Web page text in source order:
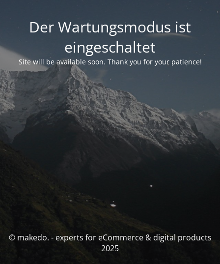
Der Wartungsmodus ist
eingeschaltet
Site will be available soon. Thank you for your patience!
© makedo. - experts for eCommerce & digital products
2025